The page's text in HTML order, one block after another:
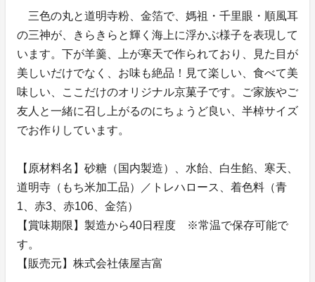
三色の丸と道明寺粉、金箔で、媽祖・千里眼・順風耳
の三神が、きらきらと輝く海上に浮かぶ様子を表現して
います。下が羊羹、上が寒天で作られており、見た目が
美しいだけでなく、お味も絶品！見て楽しい、食べて美
味しい、ここだけのオリジナル京菓子です。ご家族やご
友人と一緒に召し上がるのにちょうど良い、半棹サイズ
でお作りしています。
【原材料名】砂糖（国内製造）、水飴、白生餡、寒天、
道明寺（もち米加工品）／トレハロース、着色料（青
1、赤3、赤106、金箔）
【賞味期限】製造から40日程度 ※常温で保存可能で
す。
【販売元】株式会社俵屋吉富